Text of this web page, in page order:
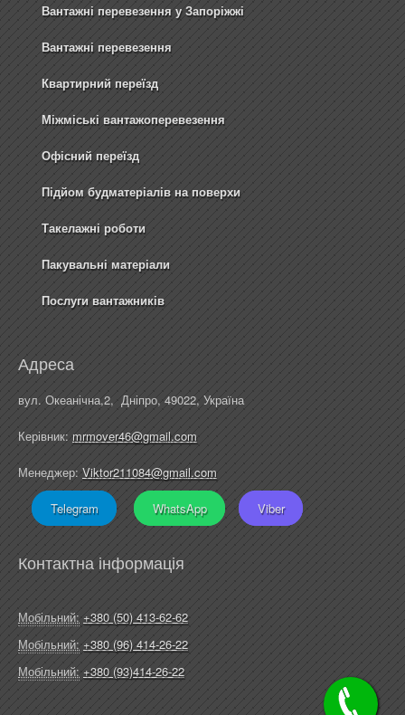
Вантажні перевезення у Запоріжжі
Вантажні перевезення
Квартирний переїзд
Міжміські вантажоперевезення
Офісний переїзд
Підйом будматеріалів на поверхи
Такелажні роботи
Пакувальні матеріали
Послуги вантажників
Адреса
вул. Океанічна,2, Дніпро, 49022, Україна
Керівник: mrmover46@gmail.com
Менеджер: Viktor211084@gmail.com
Telegram WhatsApp Viber
Контактна інформація
Мобільний: +380 (50) 413-62-62
Мобільний: +380 (96) 414-26-22
Мобільний: +380 (93)414-26-22